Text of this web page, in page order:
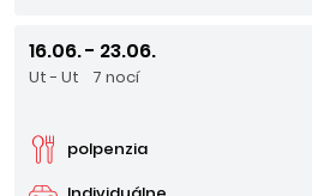
16.06. - 23.06.
Ut - Ut 7 nocí
polpenzia